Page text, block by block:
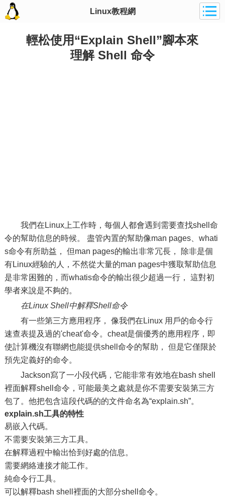
Linux教程網
輕松使用“Explain Shell”腳本來
理解 Shell 命令
我們在Linux上工作時，每個人都會遇到需要查找shell命
令的幫助信息的時候。 盡管內置的幫助像man pages、whati
s命令有所助益， 但man pages的輸出非常冗長， 除非是個
有Linux經驗的人，不然從大量的man pages中獲取幫助信息
是非常困難的，而whatis命令的輸出很少超過一行， 這對初
學者來說是不夠的。
在Linux Shell中解釋Shell命令
有一些第三方應用程序， 像我們在Linux 用戶的命令行
速查表提及過的'cheat'命令。cheat是個優秀的應用程序，即
使計算機沒有聯網也能提供shell命令的幫助， 但是它僅限於
預先定義好的命令。
Jackson寫了一小段代碼，它能非常有效地在bash shell
裡面解釋shell命令，可能最美之處就是你不需要安裝第三方
包了。他把包含這段代碼的的文件命名為“explain.sh”。
explain.sh工具的特性
易嵌入代碼。
不需要安裝第三方工具。
在解釋過程中輸出恰到好處的信息。
需要網絡連接才能工作。
純命令行工具。
可以解釋bash shell裡面的大部分shell命令。